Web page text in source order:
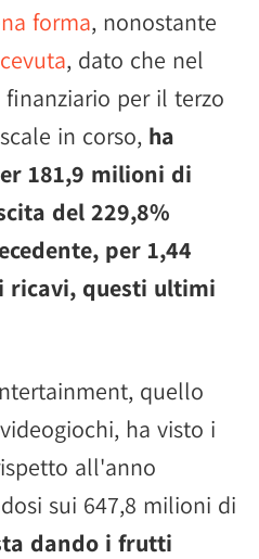
forma, nonostante
, dato che nel
per il terzo
in corso, ha
181,9 milioni di
del 229,8%
per 1,44
questi ultimi
quello
ha visto i
all'anno
sui 647,8 milioni di
dando i frutti